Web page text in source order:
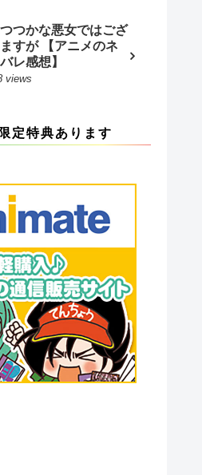
つかな悪女ではござ
すが 【アニメのネ
レ感想】
views
定特典あります